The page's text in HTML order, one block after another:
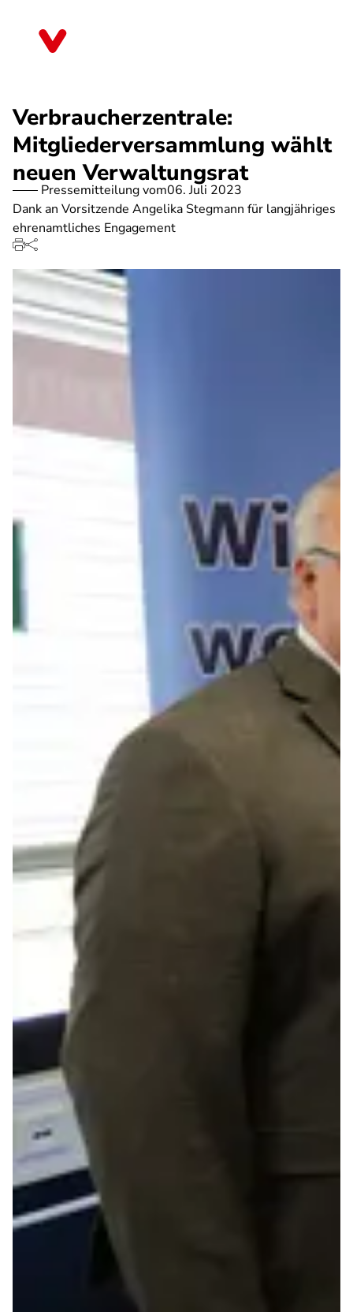
Verbraucherzentrale:
Mitgliederversammlung wählt
neuen Verwaltungsrat
Pressemitteilung vom06. Juli 2023
Dank an Vorsitzende Angelika Stegmann für langjähriges
ehrenamtliches Engagement